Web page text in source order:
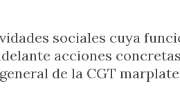
sociales cuya
acciones
de la CGT